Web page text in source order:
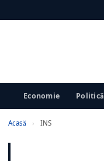
Economie Politică
Acasă › INS